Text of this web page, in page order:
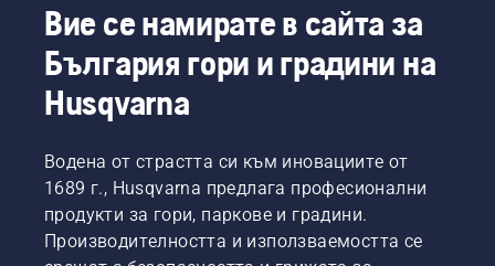
Вие се намирате в сайта за
България гори и градини на
Husqvarna
Водена от страстта си към иновациите от
1689 г., Husqvarna предлага професионални
продукти за гори, паркове и градини.
Производителността и използваемостта се